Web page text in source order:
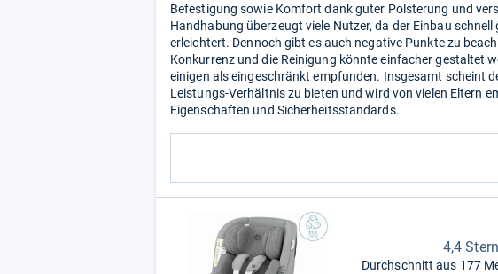
Befestigung sowie Komfort dank guter Polsterung und
Handhabung überzeugt viele Nutzer, da der Einbau
erleichtert. Dennoch gibt es auch negative Punkte zu
Konkurrenz und die Reinigung könnte einfacher gestaltet
einigen als eingeschränkt empfunden. Insgesamt scheint
Leistungs-Verhältnis zu bieten und wird von vielen Eltern
Eigenschaften und Sicherheitsstandards.
4,4
Durchschnitt aus 177